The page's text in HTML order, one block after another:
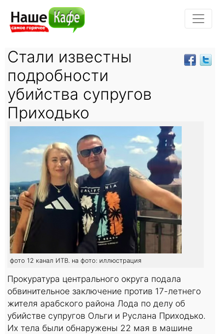
Стали известны
подробности
убийства супругов
Приходько
фото 12 канал ИТВ. на фото: иллюстрация
Прокуратура центрального округа подала
обвинительное заключение против 17-летнего
жителя арабского района Лода по делу об
убийстве супругов Ольги и Руслана Приходько.
Их тела были обнаружены 22 мая в машине